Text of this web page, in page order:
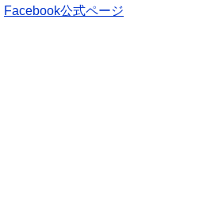
Facebook公式ページ